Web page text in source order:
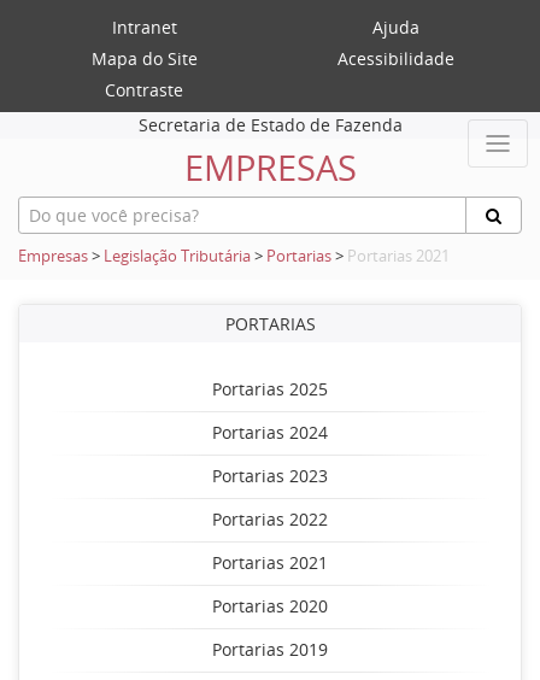
Intranet
Ajuda
Mapa do Site
Acessibilidade
Contraste
Secretaria de Estado de Fazenda
EMPRESAS
Empresas> Legislação Tributária> Portarias> Portarias 2021
PORTARIAS
Portarias 2025
Portarias 2024
Portarias 2023
Portarias 2022
Portarias 2021
Portarias 2020
Portarias 2019